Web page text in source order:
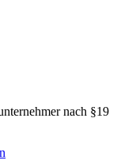
nach §19